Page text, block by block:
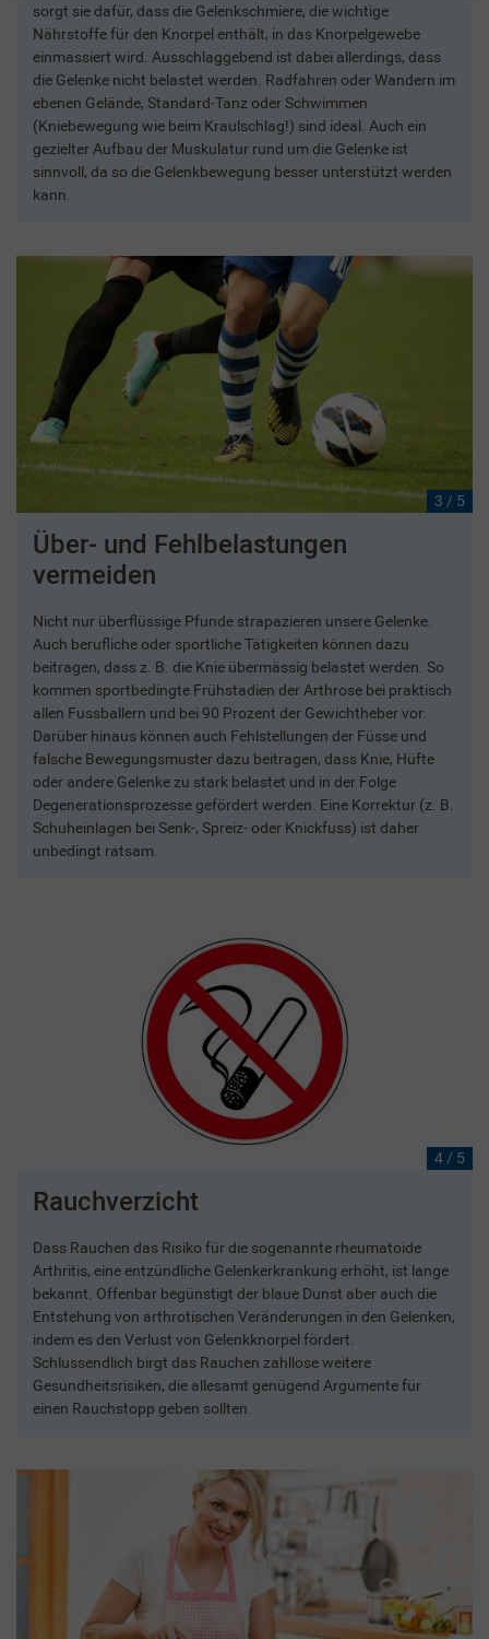
sorgt sie dafür, dass die Gelenkschmiere, die wichtige
Nährstoffe für den Knorpel enthält, in das Knorpelgewebe
einmassiert wird. Ausschlaggebend ist dabei allerdings, dass
die Gelenke nicht belastet werden. Radfahren oder Wandern im
ebenen Gelände, Standard-Tanz oder Schwimmen
(Kniebewegung wie beim Kraulschlag!) sind ideal. Auch ein
gezielter Aufbau der Muskulatur rund um die Gelenke ist
sinnvoll, da so die Gelenkbewegung besser unterstützt werden
kann.
3 / 5
Über- und Fehlbelastungen
vermeiden
Nicht nur überflüssige Pfunde strapazieren unsere Gelenke.
Auch berufliche oder sportliche Tätigkeiten können dazu
beitragen, dass z. B. die Knie übermässig belastet werden. So
kommen sportbedingte Frühstadien der Arthrose bei praktisch
allen Fussballern und bei 90 Prozent der Gewichtheber vor.
Darüber hinaus können auch Fehlstellungen der Füsse und
falsche Bewegungsmuster dazu beitragen, dass Knie, Hüfte
oder andere Gelenke zu stark belastet und in der Folge
Degenerationsprozesse gefördert werden. Eine Korrektur (z. B.
Schuheinlagen bei Senk-, Spreiz- oder Knickfuss) ist daher
unbedingt ratsam.
4 / 5
Rauchverzicht
Dass Rauchen das Risiko für die sogenannte rheumatoide
Arthritis, eine entzündliche Gelenkerkrankung erhöht, ist lange
bekannt. Offenbar begünstigt der blaue Dunst aber auch die
Entstehung von arthrotischen Veränderungen in den Gelenken,
indem es den Verlust von Gelenkknorpel fördert.
Schlussendlich birgt das Rauchen zahllose weitere
Gesundheitsrisiken, die allesamt genügend Argumente für
einen Rauchstopp geben sollten.